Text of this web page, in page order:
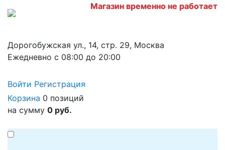
Магазин временно не работает
Дорогобужская ул., 14, стр. 29, Москва
Ежедневно с 08:00 до 20:00
Войти Регистрация
Корзина 0 позиций
на сумму 0 руб.